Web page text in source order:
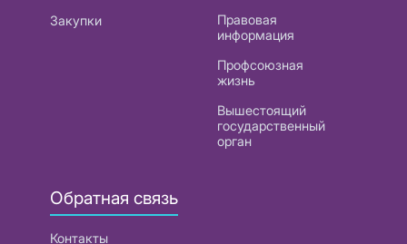
Закупки
Правовая
информация
Профсоюзная
жизнь
Вышестоящий
государственный
орган
Обратная связь
Контакты